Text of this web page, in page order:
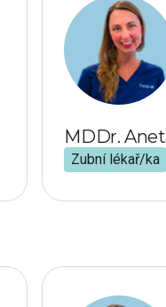
MDDr.
Zubní lékař/ka